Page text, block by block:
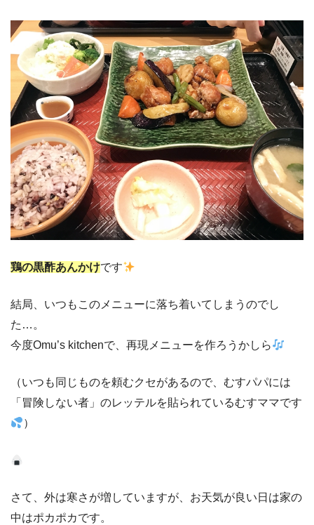
鶏の黒酢あんかけです
結局、いつもこのメニューに落ち着いてしまうのでし
た…。
今度Omu’s kitchenで、再現メニューを作ろうかしら
（いつも同じものを頼むクセがあるので、むすパパには
「冒険しない者」のレッテルを貼られているむすママです
）
さて、外は寒さが増していますが、お天気が良い日は家の
中はポカポカです。